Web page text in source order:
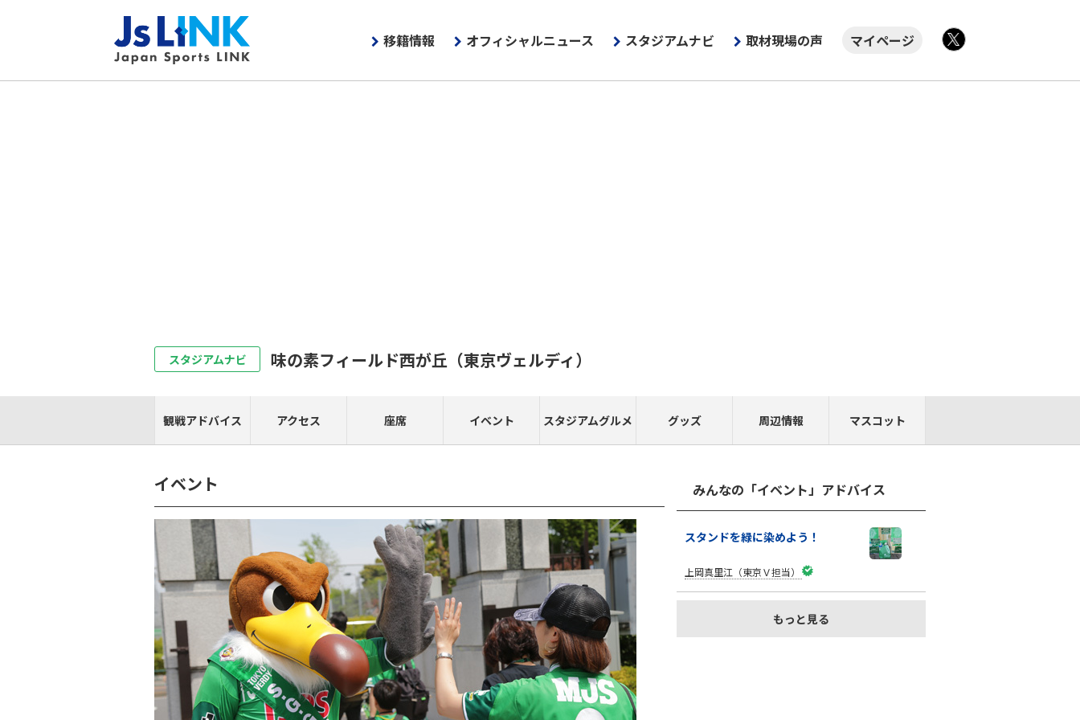
移籍情報 オフィシャルニュース スタジアムナビ 取材現場の声
マイページ
スタジアムナビ 味の素フィールド西が丘 （東京ヴェルディ）
観戦アドバイス アクセス 座席 イベント スタジアムグルメ グッズ 周辺情報 マスコット
イベント みんなの「イベント」アドバイス
スタンドを緑に染めよう！
上岡真里江（東京Ｖ担当）
もっと見る